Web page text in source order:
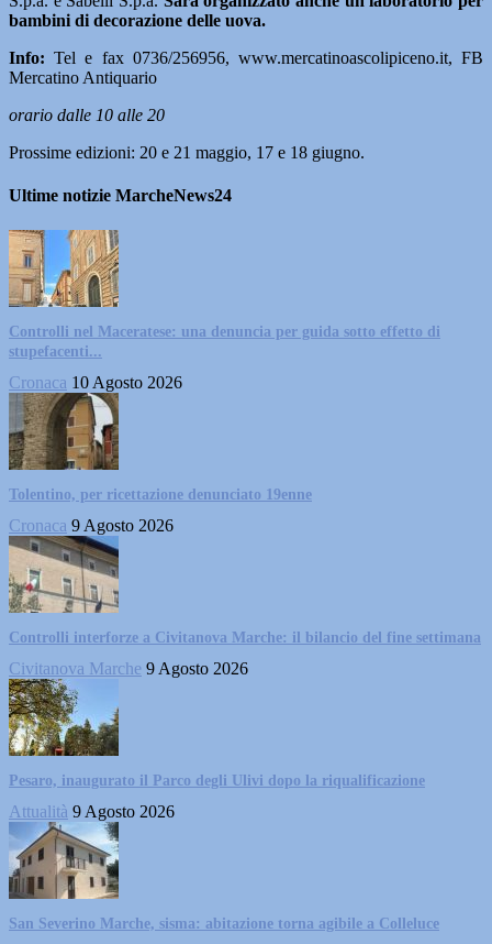
bambini di decorazione delle uova.
Info: Tel e fax 0736/256956, www.mercatinoascolipiceno.it, FB
Mercatino Antiquario
orario dalle 10 alle 20
Prossime edizioni: 20 e 21 maggio, 17 e 18 giugno.
Ultime notizie MarcheNews24
Controlli nel Maceratese: una denuncia per guida sotto effetto di
stupefacenti...
Cronaca 10 Agosto 2026
Tolentino, per ricettazione denunciato 19enne
Cronaca 9 Agosto 2026
Controlli interforze a Civitanova Marche: il bilancio del fine settimana
Civitanova Marche 9 Agosto 2026
Pesaro, inaugurato il Parco degli Ulivi dopo la riqualificazione
Attualità 9 Agosto 2026
San Severino Marche, sisma: abitazione torna agibile a Colleluce